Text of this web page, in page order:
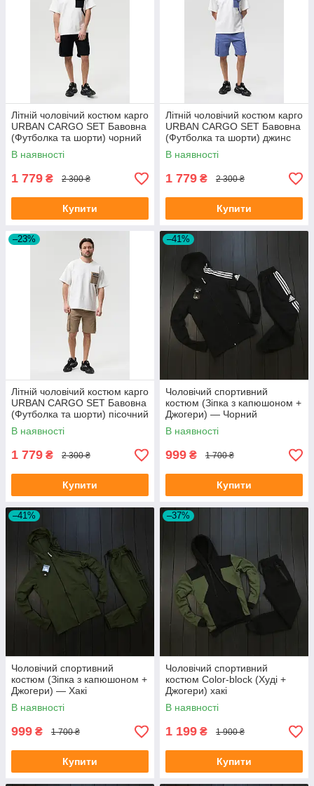
Літній чоловічий костюм карго
URBAN CARGO SET Бавовна
(Футболка та шорти) чорний
В наявності
1 779 ₴ 2 300 ₴
Купити
Літній чоловічий костюм карго
URBAN CARGO SET Бавовна
(Футболка та шорти) джинс
В наявності
1 779 ₴ 2 300 ₴
Купити
–23%
Літній чоловічий костюм карго
URBAN CARGO SET Бавовна
(Футболка та шорти) пісочний
В наявності
1 779 ₴ 2 300 ₴
Купити
–41%
Чоловічий спортивний
костюм (Зіпка з капюшоном +
Джогери) — Чорний
В наявності
999 ₴ 1 700 ₴
Купити
–41%
Чоловічий спортивний
костюм (Зіпка з капюшоном +
Джогери) — Хакі
В наявності
999 ₴ 1 700 ₴
Купити
–37%
Чоловічий спортивний
костюм Сolor-block (Худі +
Джогери) хакі
В наявності
1 199 ₴ 1 900 ₴
Купити